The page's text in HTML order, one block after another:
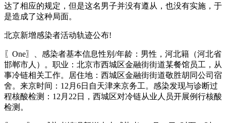
达了相应的规定，但是这名男子并没有遵从，也没有实施，于
是造成了这种局面。
北京新增感染者活动轨迹公布!
〖One〗、感染者基本信息性别/年龄：男性，河北籍（河北省
邯郸市人）。职业：北京市西城区金融街街道某餐馆员工，从
事冷链相关工作。居住地：西城区金融街街道敬胜胡同公司宿
舍。来京时间：12月6日自天津来京务工。感染发现与诊断过
程核酸检测：12月22日，西城区对冷链从业人员开展例行核酸
检测。